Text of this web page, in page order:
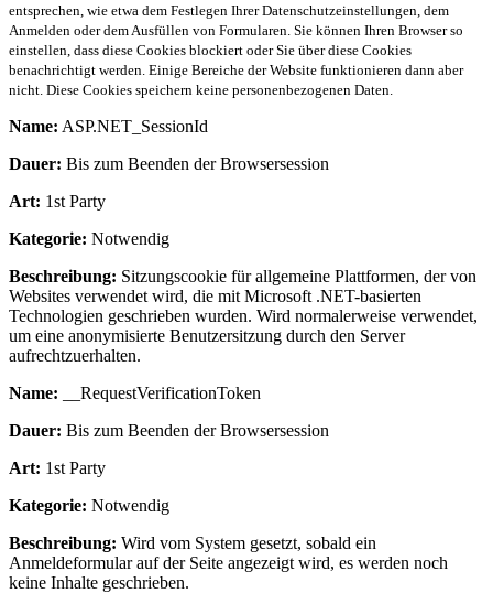
entsprechen, wie etwa dem Festlegen Ihrer Datenschutzeinstellungen, dem
Anmelden oder dem Ausfüllen von Formularen. Sie können Ihren Browser so
einstellen, dass diese Cookies blockiert oder Sie über diese Cookies
benachrichtigt werden. Einige Bereiche der Website funktionieren dann aber
nicht. Diese Cookies speichern keine personenbezogenen Daten.
Name: ASP.NET_SessionId
Dauer: Bis zum Beenden der Browsersession
Art: 1st Party
Kategorie: Notwendig
Beschreibung: Sitzungscookie für allgemeine Plattformen, der von
Websites verwendet wird, die mit Microsoft .NET-basierten
Technologien geschrieben wurden. Wird normalerweise verwendet,
um eine anonymisierte Benutzersitzung durch den Server
aufrechtzuerhalten.
Name: __RequestVerificationToken
Dauer: Bis zum Beenden der Browsersession
Art: 1st Party
Kategorie: Notwendig
Beschreibung: Wird vom System gesetzt, sobald ein
Anmeldeformular auf der Seite angezeigt wird, es werden noch
keine Inhalte geschrieben.